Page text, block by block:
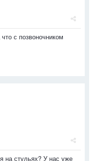
с позвоночником
на стульях? У нас уже